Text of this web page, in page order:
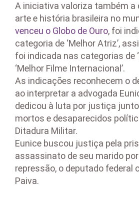
A iniciativa valoriza também a
arte e história brasileira no
venceu o Globo de Ouro, foi
categoria de ‘Melhor Atriz’,
foi indicada nas categorias de
‘Melhor Filme Internacional’.
As indicações reconhecem o
ao interpretar a advogada
dedicou à luta por justiça
mortos e desaparecidos
Ditadura Militar.
Eunice buscou justiça pela
assassinato de seu marido
repressão, o deputado federal
Paiva.